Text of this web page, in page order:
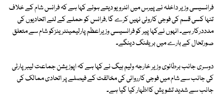
فرانسیسی وزیر داخلہ نے پیرس میں انٹرویو دیتے ہوئے کہا ہے کہ فرانس شام کے خلاف
تنہا کسی قسم کی فوجی کاروئی نہیں کرے گا ،فرانس کو حملے کے لئے اتحادیوں کی
مدددرکار ہے۔ انہوں نےکہا پیر کو فرانسیسی وزیراعظم پارلیمینٹرینزکو شام سے متعلق
صورتحال کے بارے میں بریفنگ دینگے۔
دوسری جانب برطانوی وزیر خارجہ ولیم ہیگ نے کہا ہے کہ اپوزیشن جماعت لیبر پارٹی
کی جانب سے شام میں فوجی کارروائی کی مخالفت کے فیصلے پر اتحادی ممالک کی
جانب سے شدید تشویش کااظہار کیا گیا ہے۔